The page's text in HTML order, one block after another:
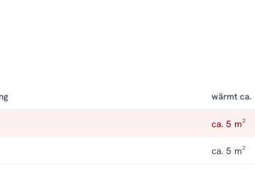
wärmt ca.
ca. 5 m²
ca. 5 m²